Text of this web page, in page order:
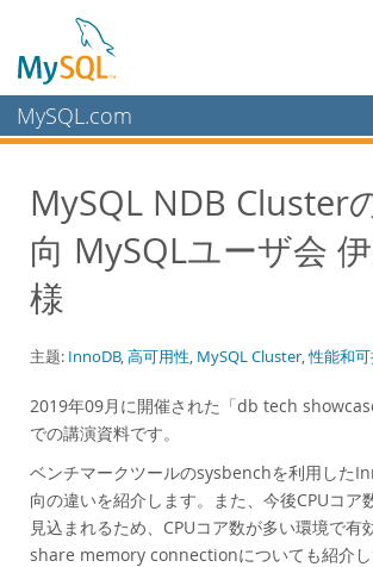
MySQL.com
服务
合作伙伴
客户
白皮书
演示文稿
演示
案例研究
Books
性能
MySQL NDB Cluster
向 MySQLユーザ会
様
主题: InnoDB,高可用性, MySQL Cluster,性能和
2019年09月に開催された「db tech
での講演資料です。
ベンチマークツールのsysbenchを利用した
向の違いを紹介します。また、今後CPUコア
見込まれるため、CPUコア数が多い環境で有
share memory connectionについても紹介し